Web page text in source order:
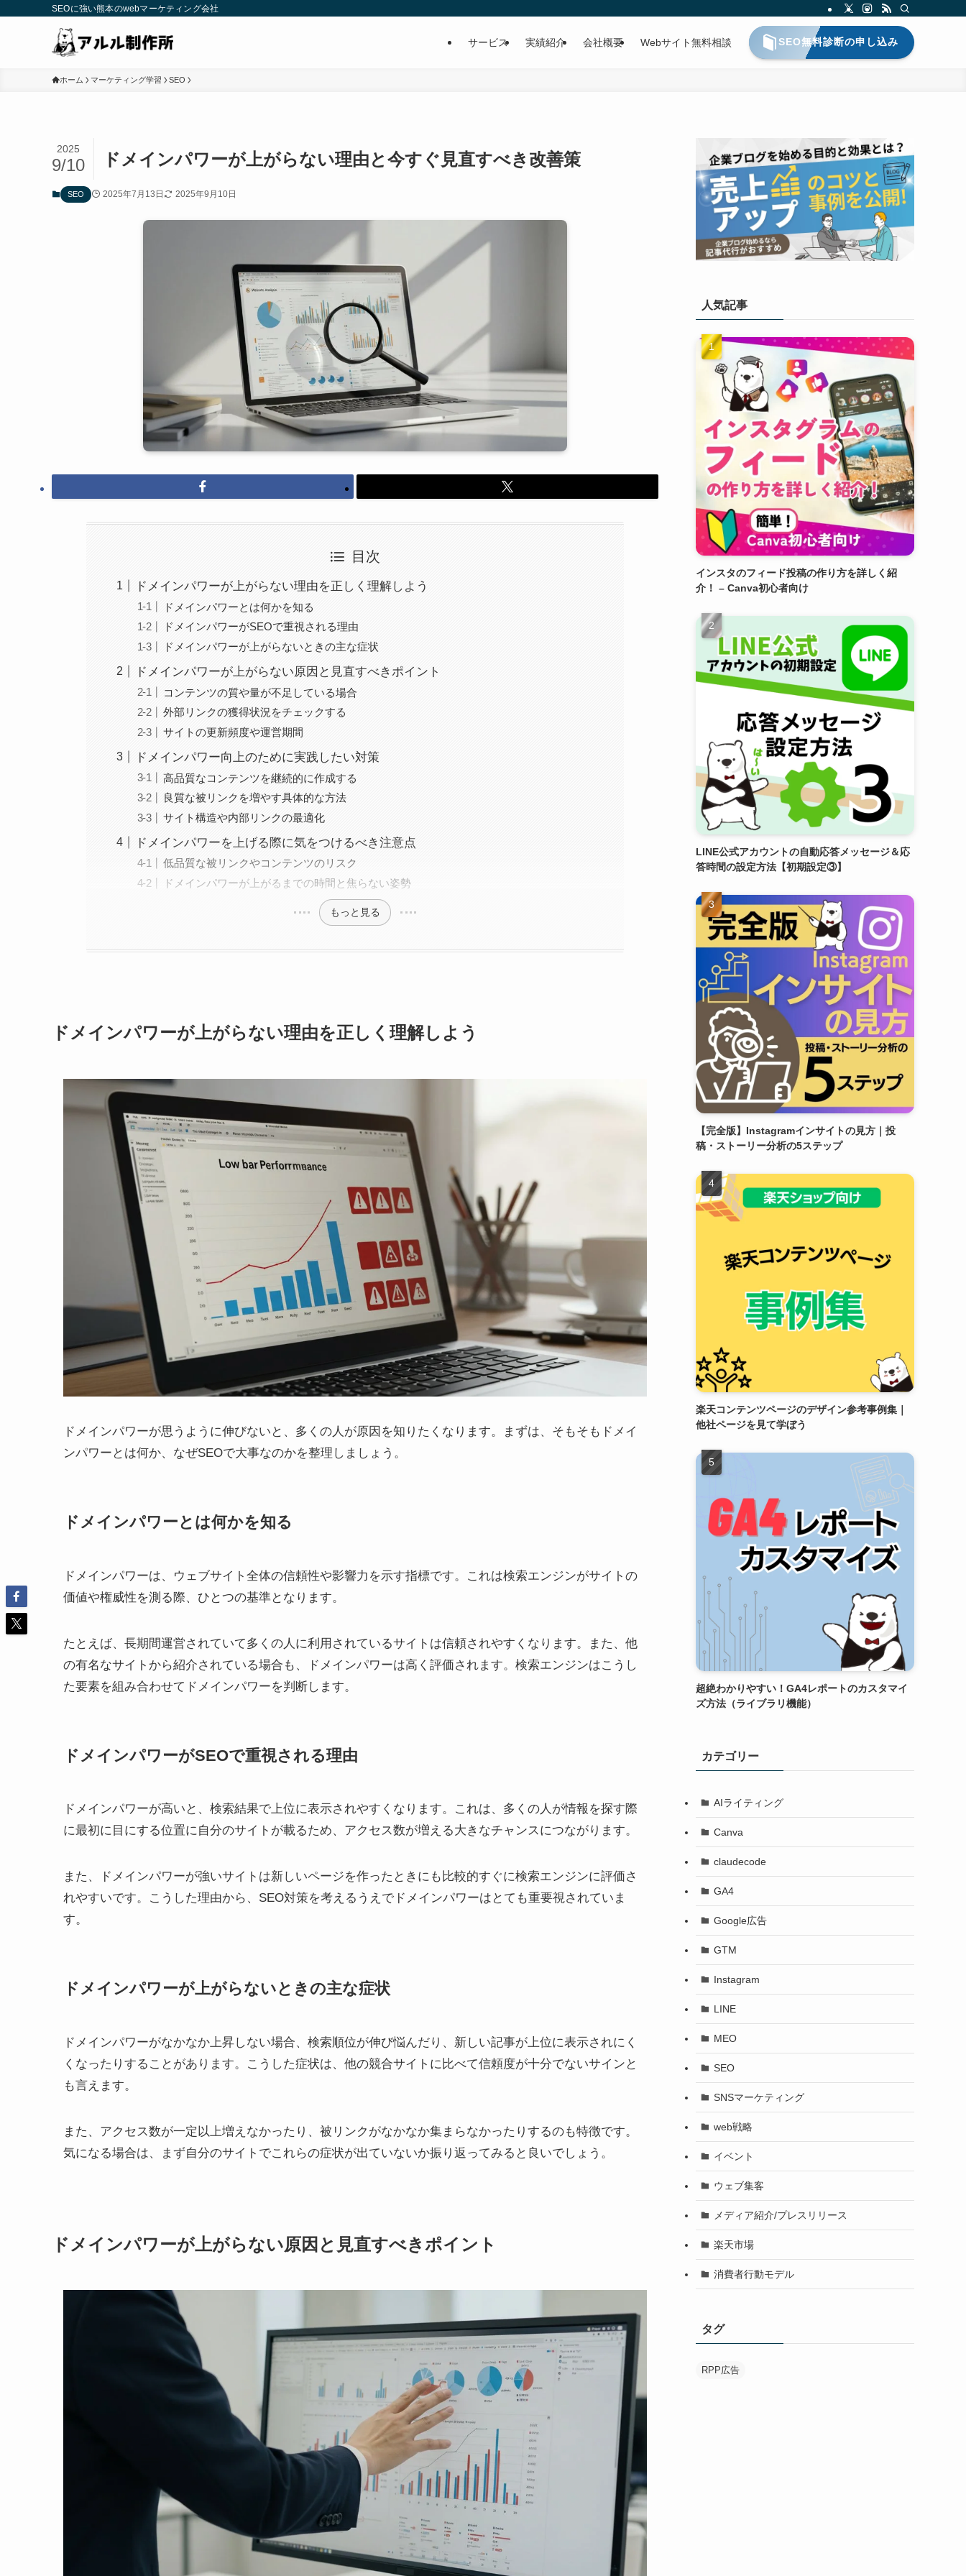
SEOに強い熊本のwebマーケティング会社
サービス 実績紹介 会社概要 Webサイト無料相談 SEO無料診断の申し込み
ホーム マーケティング学習 SEO
ドメインパワーが上がらない理由と今すぐ見直すべき改善策
2025
9/10
SEO 2025年7月13日 2025年9月10日
目次
ドメインパワーが上がらない理由を正しく理解しよう
ドメインパワーとは何かを知る
ドメインパワーがSEOで重視される理由
ドメインパワーが上がらないときの主な症状
ドメインパワーが上がらない原因と見直すべきポイント
コンテンツの質や量が不足している場合
外部リンクの獲得状況をチェックする
サイトの更新頻度や運営期間
ドメインパワー向上のために実践したい対策
高品質なコンテンツを継続的に作成する
良質な被リンクを増やす具体的な方法
サイト構造や内部リンクの最適化
ドメインパワーを上げる際に気をつけるべき注意点
低品質な被リンクやコンテンツのリスク
ドメインパワーが上がるまでの時間と焦らない姿勢
もっと見る
ドメインパワーが上がらない理由を正しく理解しよう
ドメインパワーが思うように伸びないと、多くの人が原因を知りたくなります。まずは、そもそもドメイ
ンパワーとは何か、なぜSEOで大事なのかを整理しましょう。
ドメインパワーとは何かを知る
ドメインパワーは、ウェブサイト全体の信頼性や影響力を示す指標です。これは検索エンジンがサイトの
価値や権威性を測る際、ひとつの基準となります。
たとえば、長期間運営されていて多くの人に利用されているサイトは信頼されやすくなります。また、他
の有名なサイトから紹介されている場合も、ドメインパワーは高く評価されます。検索エンジンはこうし
た要素を組み合わせてドメインパワーを判断します。
ドメインパワーがSEOで重視される理由
ドメインパワーが高いと、検索結果で上位に表示されやすくなります。これは、多くの人が情報を探す際
に最初に目にする位置に自分のサイトが載るため、アクセス数が増える大きなチャンスにつながります。
また、ドメインパワーが強いサイトは新しいページを作ったときにも比較的すぐに検索エンジンに評価さ
れやすいです。こうした理由から、SEO対策を考えるうえでドメインパワーはとても重要視されていま
す。
ドメインパワーが上がらないときの主な症状
ドメインパワーがなかなか上昇しない場合、検索順位が伸び悩んだり、新しい記事が上位に表示されにく
くなったりすることがあります。こうした症状は、他の競合サイトに比べて信頼度が十分でないサインと
も言えます。
また、アクセス数が一定以上増えなかったり、被リンクがなかなか集まらなかったりするのも特徴です。
気になる場合は、まず自分のサイトでこれらの症状が出ていないか振り返ってみると良いでしょう。
ドメインパワーが上がらない原因と見直すべきポイント
人気記事
インスタのフィード投稿の作り方を詳しく紹
介！ – Canva初心者向け
LINE公式アカウントの自動応答メッセージ＆応
答時間の設定方法【初期設定③】
【完全版】Instagramインサイトの見方｜投
稿・ストーリー分析の5ステップ
楽天コンテンツページのデザイン参考事例集｜
他社ページを見て学ぼう
超絶わかりやすい！GA4レポートのカスタマイ
ズ方法（ライブラリ機能）
カテゴリー
AIライティング
Canva
claudecode
GA4
Google広告
GTM
Instagram
LINE
MEO
SEO
SNSマーケティング
web戦略
イベント
ウェブ集客
メディア紹介/プレスリリース
楽天市場
消費者行動モデル
タグ
RPP広告